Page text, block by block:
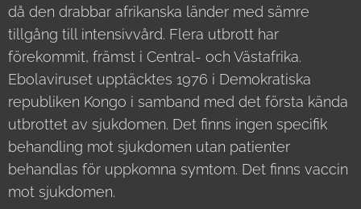
då den drabbar afrikanska länder med sämre
tillgång till intensivvård. Flera utbrott har
förekommit, främst i Central- och Västafrika.
Ebolaviruset upptäcktes 1976 i Demokratiska
republiken Kongo i samband med det första kända
utbrottet av sjukdomen. Det finns ingen specifik
behandling mot sjukdomen utan patienter
behandlas för uppkomna symtom. Det finns vaccin
mot sjukdomen.